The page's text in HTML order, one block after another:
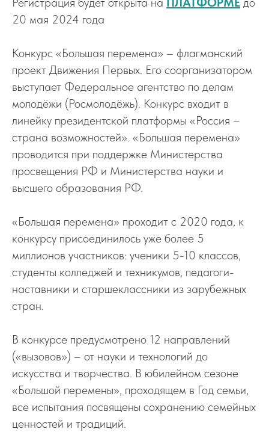
20 мая 2024 года
Конкурс «Большая перемена» – флагманский
проект Движения Первых. Его соорганизатором
выступает Федеральное агентство по делам
молодёжи (Росмолодёжь). Конкурс входит в
линейку президентской платформы «Россия –
страна возможностей». «Большая перемена»
проводится при поддержке Министерства
просвещения РФ и Министерства науки и
высшего образования РФ.
«Большая перемена» проходит с 2020 года, к
конкурсу присоединилось уже более 5
миллионов участников: ученики 5-10 классов,
студенты колледжей и техникумов, педагоги-
наставники и старшеклассники из зарубежных
стран.
В конкурсе предусмотрено 12 направлений
(«вызовов») – от науки и технологий до
искусства и творчества. В юбилейном сезоне
«Большой перемены», проходящем в Год семьи,
все испытания посвящены сохранению семейных
ценностей и традиций.